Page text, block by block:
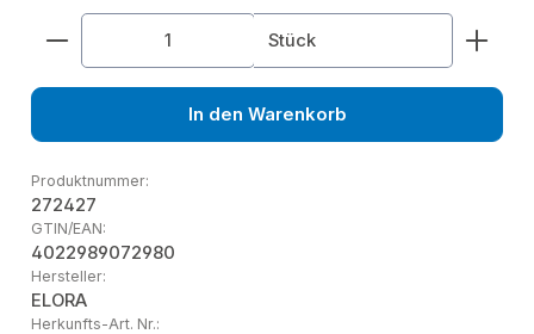
Produkt Anzahl: Gib den gewünschten Wert
Stück
In den Warenkorb
Produktnummer:
272427
GTIN/EAN:
4022989072980
Hersteller:
ELORA
Herkunfts-Art. Nr.: